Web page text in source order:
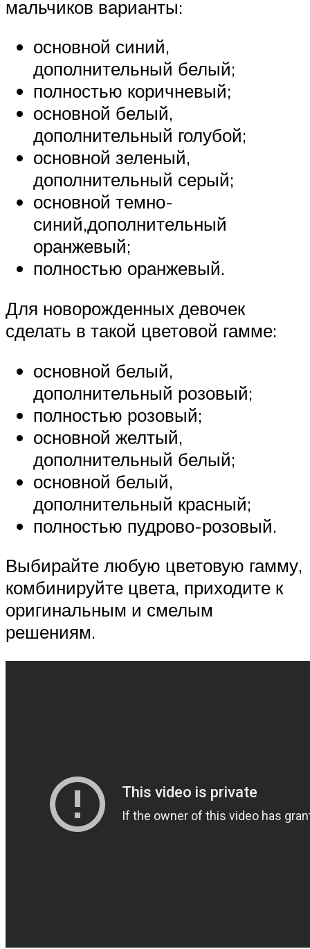
мальчиков варианты:
основной синий,
дополнительный белый;
полностью коричневый;
основной белый,
дополнительный голубой;
основной зеленый,
дополнительный серый;
основной темно-
синий,дополнительный
оранжевый;
полностью оранжевый.
Для новорожденных девочек
сделать в такой цветовой гамме:
основной белый,
дополнительный розовый;
полностью розовый;
основной желтый,
дополнительный белый;
основной белый,
дополнительный красный;
полностью пудрово-розовый.
Выбирайте любую цветовую гамму,
комбинируйте цвета, приходите к
оригинальным и смелым
решениям.